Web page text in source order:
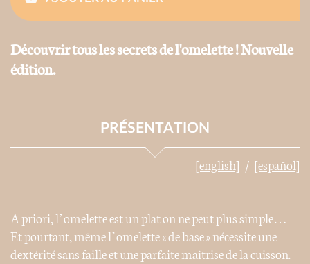
Découvrir tous les secrets de l'omelette ! Nouvelle
édition.
PRÉSENTATION
[english] [español]
A priori, l’omelette est un plat on ne peut plus simple…
Et pourtant, même l’omelette « de base » nécessite une
dextérité sans faille et une parfaite maîtrise de la cuisson.